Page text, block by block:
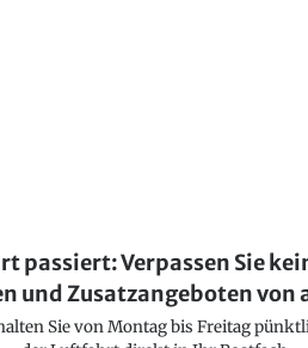
passiert: Verpassen Sie
und Zusatzangeboten von
Sie von Montag bis Freitag